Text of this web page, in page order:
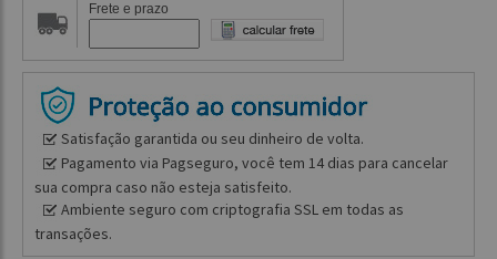
Frete e prazo
Satisfação garantida ou seu dinheiro de volta.
Pagamento via Pagseguro, você tem 14 dias para cancelar
sua compra caso não esteja satisfeito.
Ambiente seguro com criptografia SSL em todas as
transações.